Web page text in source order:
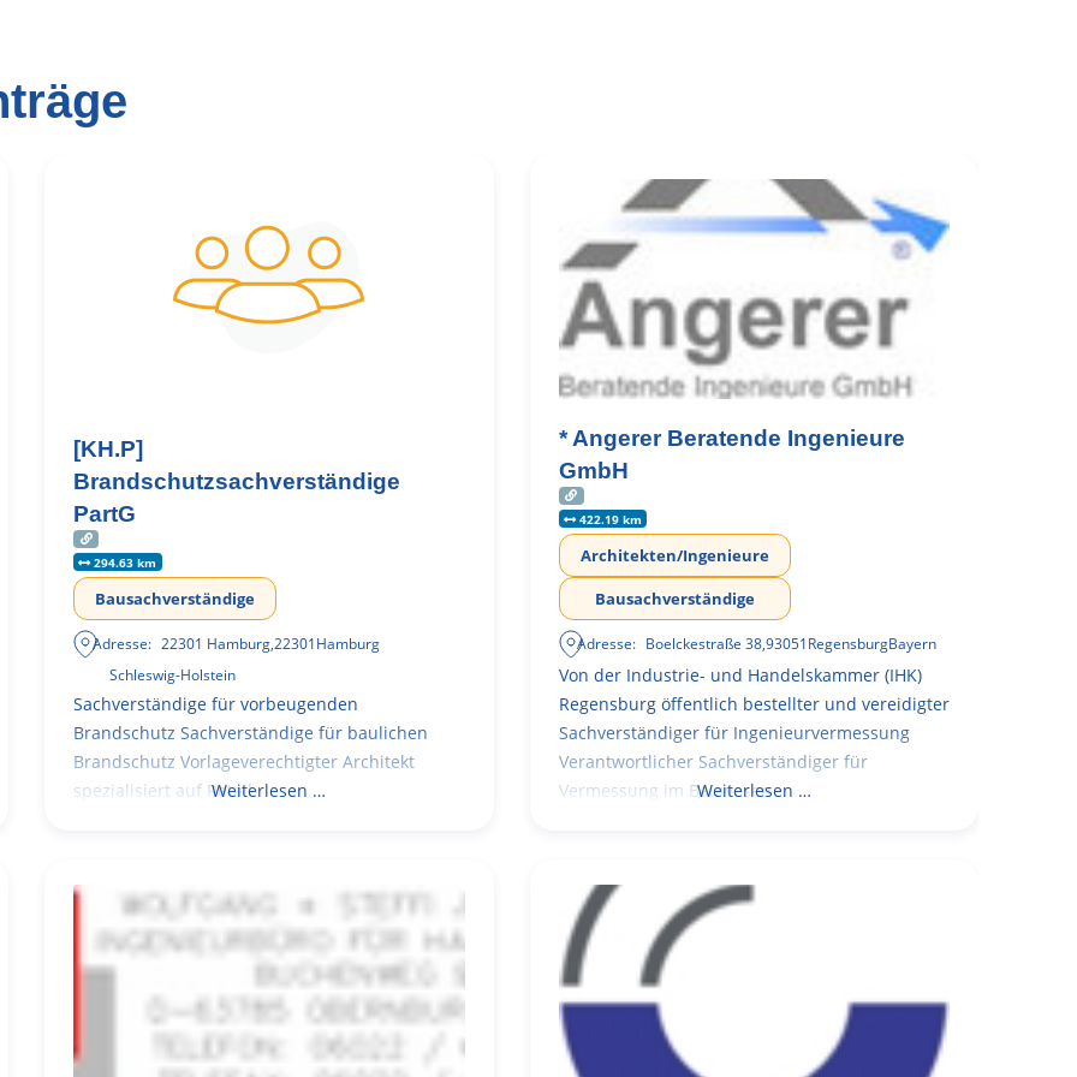
[KH.P]
Brandschutzsachverständige
PartG
294.63 km
Bausachverständige
Adresse: 22301 Hamburg,22301Hamburg
Schleswig-Holstein
Sachverständige für vorbeugenden
Brandschutz Sachverständige für baulichen
Brandschutz Vorlageverechtigter Architekt
spezialisiert auf RetailWeiterlesen …
* Angerer Beratende Ingenieure
GmbH
422.19 km
Architekten/Ingenieure
Bausachverständige
Adresse: Boelckestraße 38,93051RegensburgBayern
Von der Industrie- und Handelskammer (IHK)
Regensburg öffentlich bestellter und vereidigter
Sachverständiger für Ingenieurvermessung
Verantwortlicher Sachverständiger für
Vermessung im Bauwesen
Weiterlesen …